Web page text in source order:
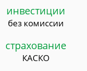
инвестиции
без комиссии
страхование
КАСКО